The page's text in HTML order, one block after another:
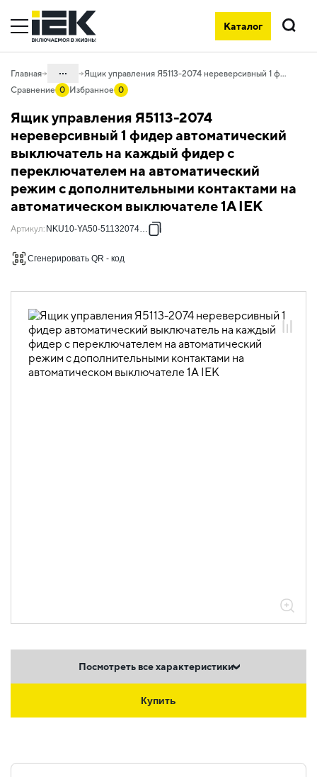
Каталог
Поиск
Главная ...
50. Типовые решения НКУ
50.10 Ящики управления
50.10.01 НКУ ящики управления
50.10.01.03 Ящики управления
электродвигателями Я5000
Ящик управления Я5113-2074 нереверсивный 1 фидер автоматический выключатель на каждый фидер c переключателем на автоматический режим с дополнительными контактами на автоматическом выключателе 1А IEK
Сравнение 0 Избранное 0
Ящик управления Я5113-2074
нереверсивный 1 фидер автоматический
выключатель на каждый фидер c
переключателем на автоматический
режим с дополнительными контактами на
автоматическом выключателе 1А IEK
Артикул: NKU10-YA50-51132074-01
Сгенерировать QR - код
Посмотреть все характеристики
Купить